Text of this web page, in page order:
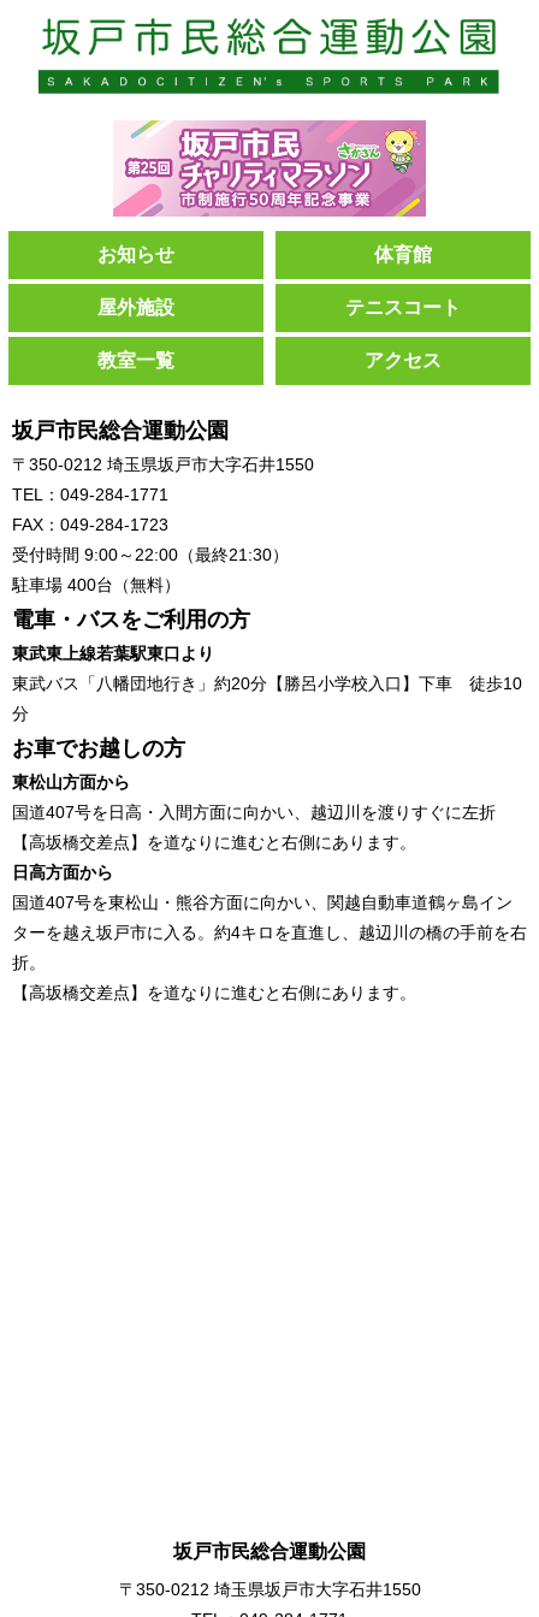
お知らせ 体育館
屋外施設 テニスコート
教室一覧 アクセス
坂戸市民総合運動公園
〒350-0212 埼玉県坂戸市大字石井1550
TEL：049-284-1771
FAX：049-284-1723
受付時間 9:00～22:00（最終21:30）
駐車場 400台（無料）
電車・バスをご利用の方
東武東上線若葉駅東口より
東武バス「八幡団地行き」約20分【勝呂小学校入口】下車 徒歩10
分
お車でお越しの方
東松山方面から
国道407号を日高・入間方面に向かい、越辺川を渡りすぐに左折
【高坂橋交差点】を道なりに進むと右側にあります。
日高方面から
国道407号を東松山・熊谷方面に向かい、関越自動車道鶴ヶ島イン
ターを越え坂戸市に入る。約4キロを直進し、越辺川の橋の手前を右
折。
【高坂橋交差点】を道なりに進むと右側にあります。
坂戸市民総合運動公園
〒350-0212 埼玉県坂戸市大字石井1550